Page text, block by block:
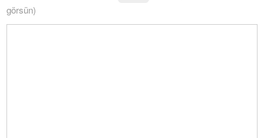
görsün)